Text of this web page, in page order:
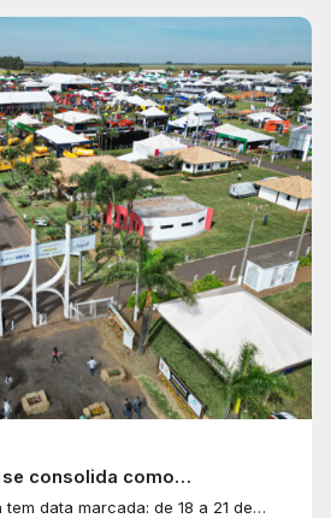
consolida como…
data marcada: de 18 a 21 de…